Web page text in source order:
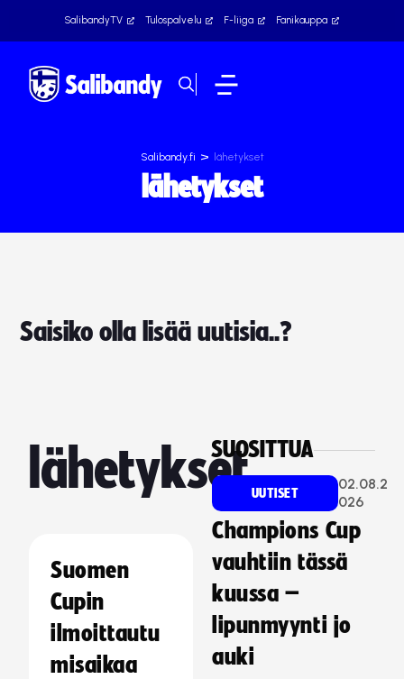
SalibandyTV Tulospalvelu F-liiga Fanikauppa
Salibandy.fi > lähetykset
lähetykset
Saisiko olla lisää uutisia..?
lähetykset
Suomen
Cupin
ilmoittautu
misaikaa
SUOSITTUA
UUTISET
02.08.2
026
Champions Cup
vauhtiin tässä
kuussa –
lipunmyynti jo
auki